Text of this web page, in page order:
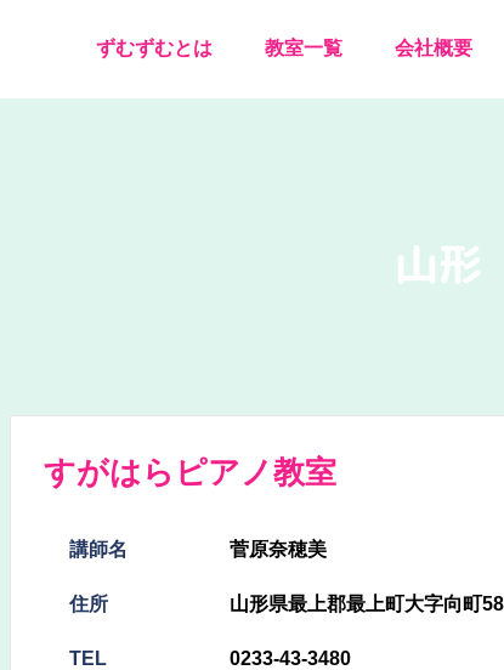
ずむずむとは 教室一覧 会社概要
山形
すがはらピアノ教室
​講師名 菅原奈穂美
​住所 山形県最上郡最上町大字向町
TEL 0233-43-3480